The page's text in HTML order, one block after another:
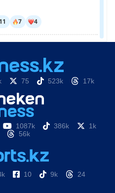
75 523k 17k
1087k 386k
1k
56k
10 9k 24